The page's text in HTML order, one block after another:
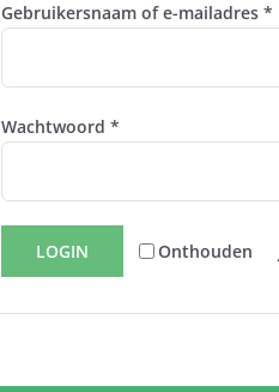
Gebruikersnaam of e-mailadres *
Wachtwoord *
Onthouden
LOGIN